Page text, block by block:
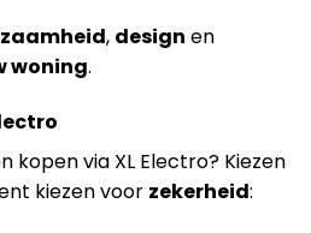
, design en
woning.
kopen via XL Electro? Kiezen
kiezen voor zekerheid: